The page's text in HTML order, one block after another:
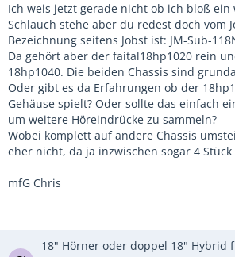
Ich weis jetzt gerade nicht ob ich bloß ein
Schlauch stehe aber du redest doch vom
Bezeichnung seitens Jobst ist: JM-Sub-
Da gehört aber der faital18hp1020 rein
18hp1040. Die beiden Chassis sind
Oder gibt es da Erfahrungen ob der
Gehäuse spielt? Oder sollte das einfach
um weitere Höreindrücke zu sammeln?
Wobei komplett auf andere Chassis
eher nicht, da ja inzwischen sogar 4
mfG Chris
18" Hörner oder doppel 18" Hybrid